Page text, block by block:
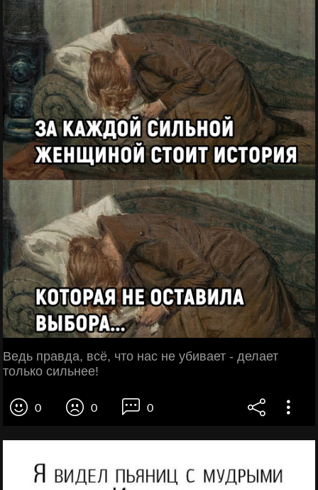
Ведь правда, всё, что нас не убивает - делает
только сильнее!
0 0 0